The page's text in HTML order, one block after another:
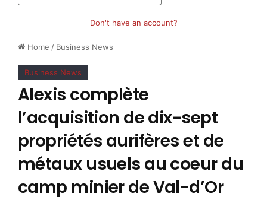
Home / Business News
Business News
Alexis complète
l’acquisition de dix-sept
propriétés aurifères et de
métaux usuels au coeur du
camp minier de Val-d’Or
Don't have an account?